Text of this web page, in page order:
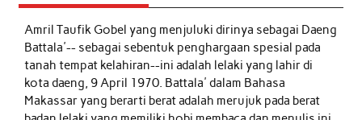
Amril Taufik Gobelyang menjuluki dirinya sebagai Daeng
Battala'-- sebagai sebentuk penghargaan spesial pada
tanah tempat kelahiran--ini adalah lelaki yang lahir di
kota daeng, 9 April 1970. Battala' dalam Bahasa
Makassar yang berarti berat adalah merujuk pada berat